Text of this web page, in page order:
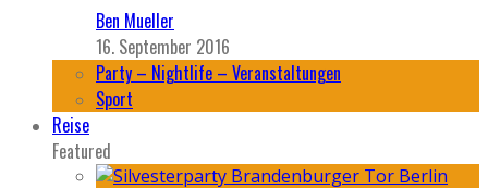
Ben Mueller
16. September 2016
Party – Nightlife – Veranstaltungen
Sport
Reise
Featured